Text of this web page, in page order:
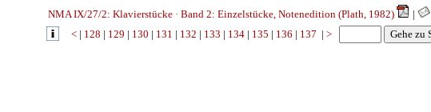
NMA IX/27/2: Klavierstücke · Band 2: Einzelstücke, Notenedition (Plath, 1982)
|
< | 128 | 129 | 130 | 131 | 132 | 133 | 134| 135 | 136 | 137 | >